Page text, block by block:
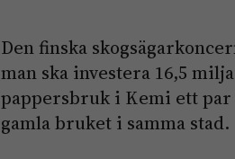
Den finska
man ska investera 16,5
pappersbruk i Kemi ett
gamla bruket i samma stad.